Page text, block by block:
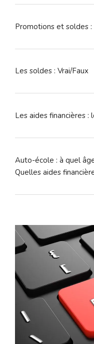
Promotions et soldes
Les soldes : Vrai/Faux
Les aides financières
Auto-école : à quel
Quelles aides